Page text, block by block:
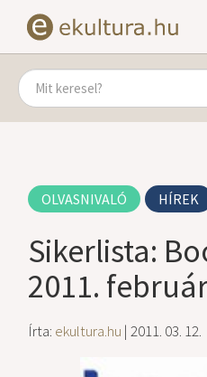
OLVASNIVALÓ HÍREK
Sikerlista:
2011.
Írta: ekultura.hu | 2011. 03. 12.